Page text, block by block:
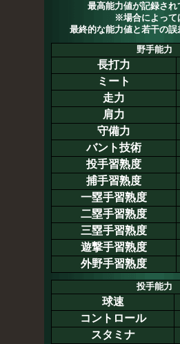
最高能力値が記録され
※場合によって
最終的な能力値と若干の誤
野手能力
長打力
ミート
走力
肩力
守備力
バント技術
投手習熟度
捕手習熟度
一塁手習熟度
二塁手習熟度
三塁手習熟度
遊撃手習熟度
外野手習熟度
投手能力
球速
コントロール
スタミナ